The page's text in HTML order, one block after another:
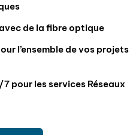
de la fibre optique
l’ensemble de vos projets
pour les services Réseaux